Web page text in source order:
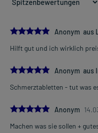
5.0Anonym aus
Hilft gut und ich wirklich
5.0Anonym aus
Schmerztabletten - tut was
5.0Anonym
Machen was sie sollen +